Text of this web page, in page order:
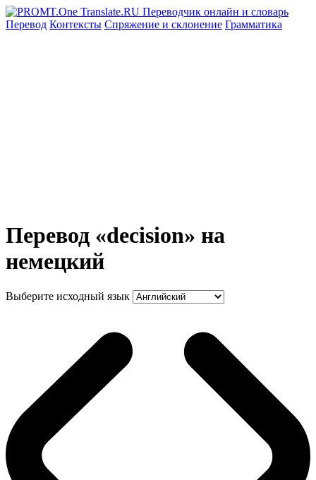
Перевод Контексты Спряжение и склонение Грамматика
Перевод «decision» на
немецкий
Выберите исходный язык